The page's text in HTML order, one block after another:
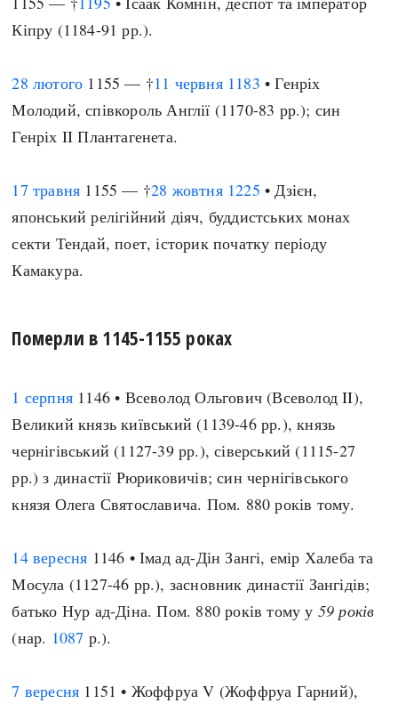
Кіпру (1184-91 рр.).
28 лютого 1155 — †11 червня 1183 • Генріх
Молодий, співкороль Англії (1170-83 рр.); син
Генріх II Плантагенета.
17 травня 1155 — †28 жовтня 1225 • Дзієн,
японський релігійний діяч, буддистських монах
секти Тендай, поет, історик початку періоду
Камакура.
Померли в 1145-1155 роках
1 серпня 1146 • Всеволод Ольгович (Всеволод II),
Великий князь київський (1139-46 рр.), князь
чернігівський (1127-39 рр.), сіверський (1115-27
рр.) з династії Рюриковичів; син чернігівського
князя Олега Святославича. Пом. 880 років тому.
14 вересня 1146 • Імад ад-Дін Зангі, емір Халеба та
Мосула (1127-46 рр.), засновник династії Зангідів;
батько Нур ад-Діна. Пом. 880 років тому у 59 років
(нар. 1087 р.).
7 вересня 1151 • Жоффруа V (Жоффруа Гарний),